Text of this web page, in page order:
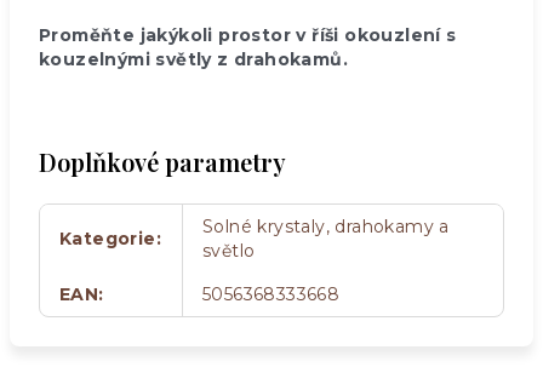
Proměňte jakýkoli prostor v říši okouzlení s
kouzelnými světly z drahokamů.
Doplňkové parametry
Kategorie:
Solné krystaly, drahokamy a
světlo
EAN: 5056368333668